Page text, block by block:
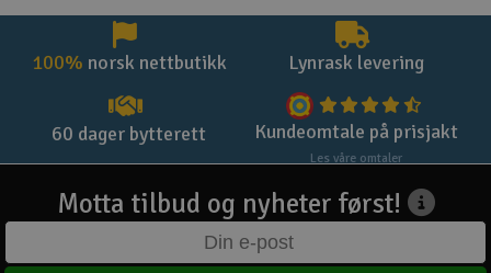
100% norsk nettbutikk Lynrask levering
60 dager bytterett Kundeomtale på prisjakt
Les våre omtaler
Motta tilbud og nyheter først!